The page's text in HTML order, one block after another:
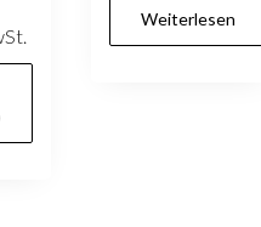
Weiterlesen